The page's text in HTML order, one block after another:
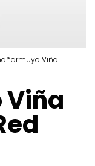
Viña